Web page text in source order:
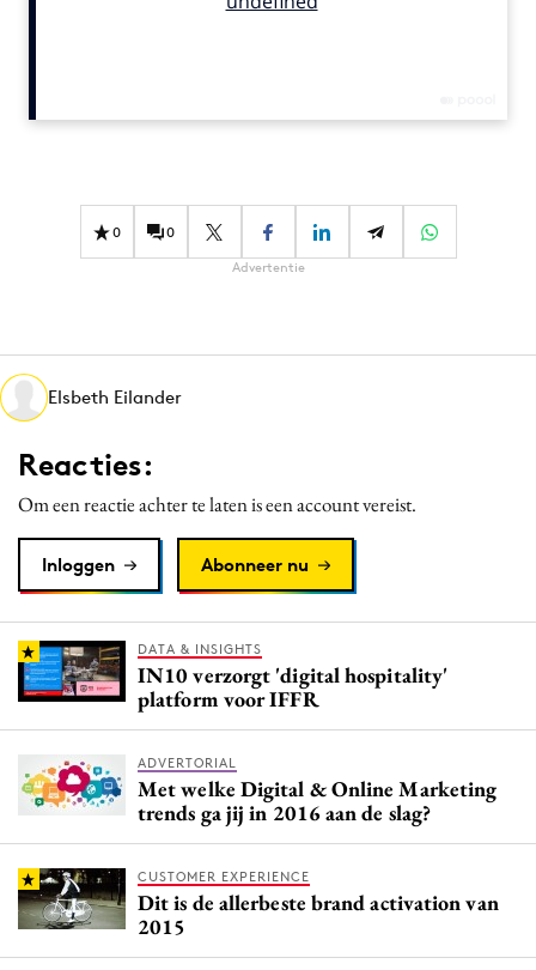
Influencer marketing
Interne communicatie
Media
Merkstrategie
PR
Programmatic
Reputatie & crisis
0 0
Advertentie
Elsbeth Eilander
Reacties:
Om een reactie achter te laten is een account vereist.
Inloggen Abonneer nu
DATA & INSIGHTS
IN10 verzorgt 'digital hospitality'
platform voor IFFR
ADVERTORIAL
Met welke Digital & Online Marketing
trends ga jij in 2016 aan de slag?
CUSTOMER EXPERIENCE
Dit is de allerbeste brand activation van
2015